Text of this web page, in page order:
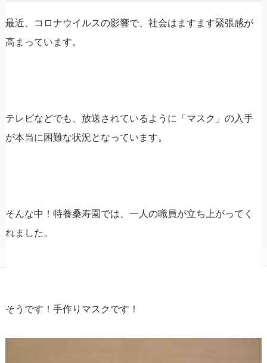
最近、コロナウイルスの影響で、社会はますます緊張感が
高まっています。
テレビなどでも、放送されているように「マスク」の入手
が本当に困難な状況となっています。
そんな中！特養桑寿園では、一人の職員が立ち上がってく
れました。
そうです！手作りマスクです！